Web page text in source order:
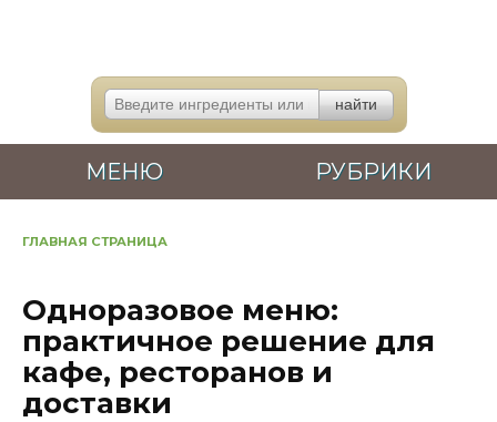
МЕНЮ РУБРИКИ
ГЛАВНАЯ СТРАНИЦА
Одноразовое меню:
практичное решение для
кафе, ресторанов и
доставки